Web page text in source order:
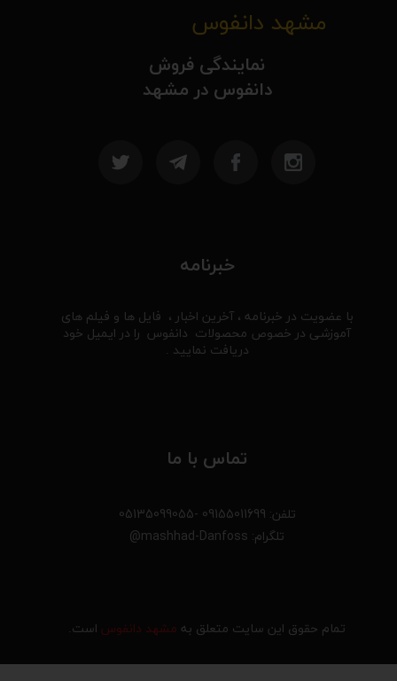
تمام حقوق این سایت متعلق به مشهد دانفوساست.
تماس با ما
تلفن: 09155011699 -05135099055
تلگرام: mashhad-Danfoss@
خبرنامه
با عضویت در خبرنامه ، آخرین اخبار ، فایل ها و فیلم های
آموزشی در خصوص محصولات دانفوس را در ایمیل خود
دریافت نمایید .
مشهد دانفوس
نمایندگی فروش
دانفوس در مشهد